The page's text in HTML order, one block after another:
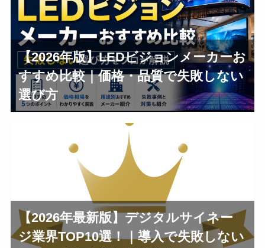
【2026年版】LEDビジョンメーカーお
すすめ比較｜価格・品質で失敗しない
選び方
【2026年最新版】デジタルサイネー
ジ業界TOP10選！｜導入で失敗しない